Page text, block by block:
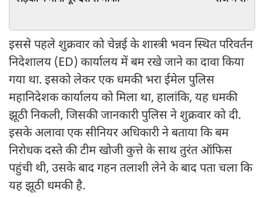
इससे पहले शुक्रवार को चेन्नई के शास्त्री भवन स्थित परिवर्तन
निदेशालय (ED) कार्यालय में बम रखे जाने का दावा किया
गया था. इसको लेकर एक धमकी भरा ईमेल पुलिस
महानिदेशक कार्यालय को मिला था, हालांकि, यह धमकी
झूठी निकली, जिसकी जानकारी पुलिस ने शुक्रवार को दी.
इसके अलावा एक सीनियर अधिकारी ने बताया कि बम
निरोधक दस्ते की टीम खोजी कुत्ते के साथ तुरंत ऑफिस
पहुंची थी, उसके बाद गहन तलाशी लेने के बाद पता चला कि
यह झूठी धमकी है.